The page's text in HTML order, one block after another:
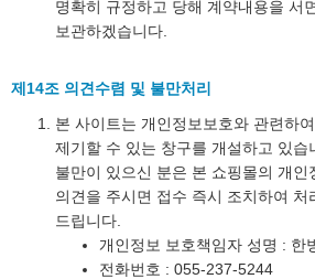
명확히 규정하고 당해 계약내용을 서
보관하겠습니다.
제14조 의견수렴 및 불만처리
본 사이트는 개인정보보호와 관련하
제기할 수 있는 창구를 개설하고 있습
불만이 있으신 분은 본 쇼핑몰의 개인
의견을 주시면 접수 즉시 조치하여 처
드립니다.
개인정보 보호책임자 성명 : 한
전화번호 : 055-237-5244